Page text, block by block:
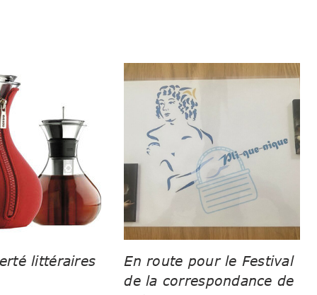
littéraires
En route pour le Festival
de la correspondance de